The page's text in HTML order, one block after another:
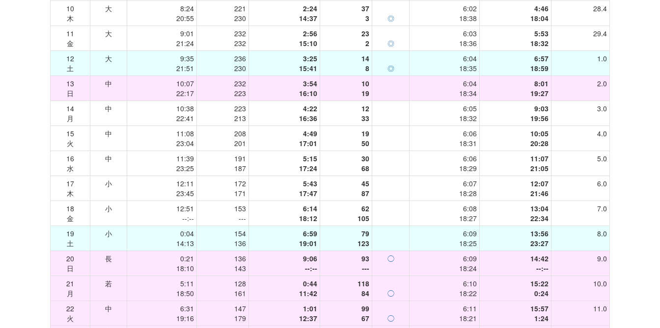
10
木
大
8:24
20:55
221
230
2:24
14:37
37
3
◎
6:02
18:38
4:46
18:04
28.4
11
金
大
9:01
21:24
232
232
2:56
15:10
23
2
◎
6:03
18:36
5:53
18:32
29.4
12
土
大
9:35
21:51
236
230
3:25
15:41
14
8
◎
6:04
18:35
6:57
18:59
1.0
13
日
中
10:07
22:17
232
223
3:54
16:10
10
19
6:04
18:34
8:01
19:27
2.0
14
月
中
10:38
22:41
223
213
4:22
16:36
12
33
6:05
18:32
9:03
19:56
3.0
15
火
中
11:08
23:04
208
201
4:49
17:01
19
50
6:06
18:31
10:05
20:28
4.0
16
水
中
11:39
23:25
191
187
5:15
17:24
30
68
6:06
18:29
11:07
21:05
5.0
17
木
小
12:11
23:45
172
171
5:43
17:47
45
87
6:07
18:28
12:07
21:46
6.0
18
金
小
12:51
--:--
153
---
6:14
18:12
62
105
6:08
18:27
13:04
22:34
7.0
19
土
小
0:04
14:13
154
136
6:59
19:01
79
123
6:09
18:25
13:56
23:27
8.0
20
日
長
0:21
18:10
136
143
9:06
--:--
93
---
◯
6:09
18:24
14:42
--:--
9.0
21
月
若
5:11
18:50
128
161
0:44
11:42
118
84
◯
6:10
18:22
15:22
0:24
10.0
22
火
中
6:31
19:16
147
179
1:01
12:37
99
67
◯
6:11
18:21
15:57
1:24
11.0